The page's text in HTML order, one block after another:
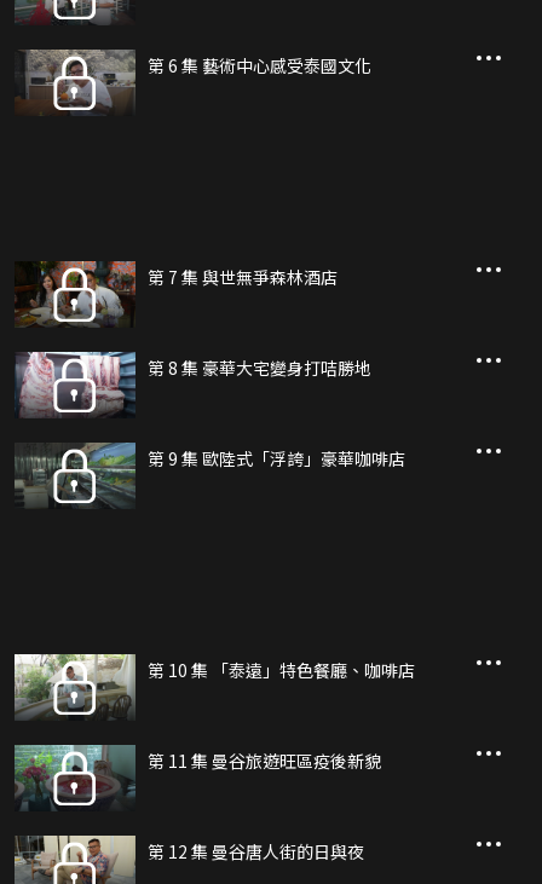
第 6 集 藝術中心感受泰國文化
第 7 集 與世無爭森林酒店
第 8 集 豪華大宅變身打咭勝地
第 9 集 歐陸式「浮誇」豪華咖啡店
第 10 集 「泰遠」特色餐廳、咖啡店
第 11 集 曼谷旅遊旺區疫後新貌
第 12 集 曼谷唐人街的日與夜